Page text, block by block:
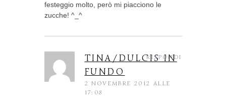
festeggio molto, però mi piacciono le
zucche! ^_^
TINA/DULCIS IN
FUNDO
2 NOVEMBRE 2012 ALLE
17:08
RISPONDI